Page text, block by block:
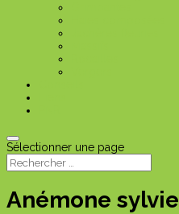
Sélectionner une page
Anémone sylvie